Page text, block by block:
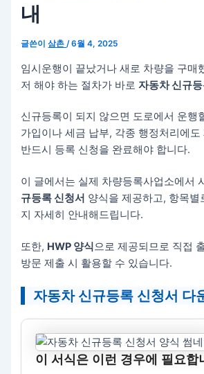
내
글쓴이삼촌/6월 4, 2025
임시운행이 끝났거나 새로 차량을 구매
저 해야 하는 절차가 바로자동차 신규
신규등록이 되지 않으면 도로에서 운행
가입이나 세금 납부, 각종 행정처리에
반드시 등록 신청을 완료해야 합니다.
이 글에서는 실제 차량등록사업소에서
규등록 신청서 양식을 제공하고, 항목별
지 자세히 안내해드립니다.
또한, HWP 양식으로 제공되므로 직접
방문 제출 시 활용할 수 있습니다.
자동차 신규등록 신청서 다
이 서식은 이런 경우에 필요합